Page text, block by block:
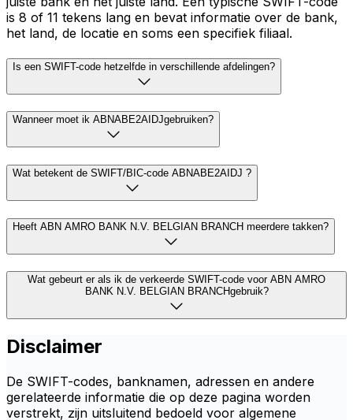
is 8 of 11 tekens lang en bevat informatie over de bank,
het land, de locatie en soms een specifiek filiaal.
Is een SWIFT-code hetzelfde in verschillende afdelingen?
Wanneer moet ik ABNABE2AIDJgebruiken?
Wat betekent de SWIFT/BIC-code ABNABE2AIDJ ?
Heeft ABN AMRO BANK N.V. BELGIAN BRANCH meerdere takken?
Wat gebeurt er als ik de verkeerde SWIFT-code voor ABN AMRO
BANK N.V. BELGIAN BRANCHgebruik?
Disclaimer
De SWIFT-codes, banknamen, adressen en andere
gerelateerde informatie die op deze pagina worden
verstrekt, zijn uitsluitend bedoeld voor algemene